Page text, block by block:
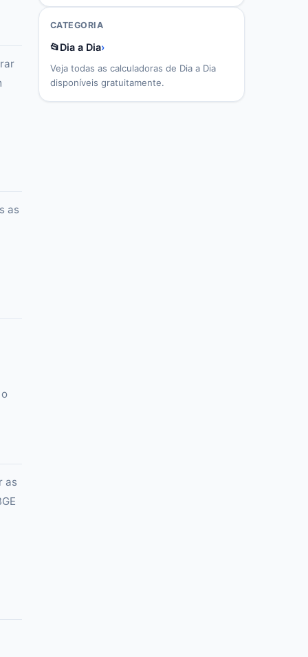
as
as
CATEGORIA
📂Dia a Dia›
Veja todas as calculadoras de Dia a Dia
disponíveis gratuitamente.